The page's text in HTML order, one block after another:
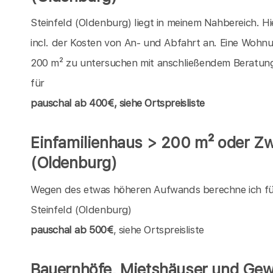
Steinfeld (Oldenburg) liegt in meinem Nahbereich.
incl. der Kosten von An- und Abfahrt an. Eine
200 m² zu untersuchen mit anschließendem
für
pauschalab 400€, siehe Ortspreisliste
Einfamilienhaus > 200 m² oder
(Oldenburg)
Wegen des etwas höheren Aufwands berechne ich
Steinfeld (Oldenburg)
pauschal ab 500€, siehe Ortspreisliste
Bauernhöfe, Mietshäuser und